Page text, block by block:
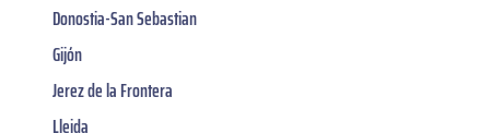
Donostia-San Sebastian
Gijón
Jerez de la Frontera
Lleida